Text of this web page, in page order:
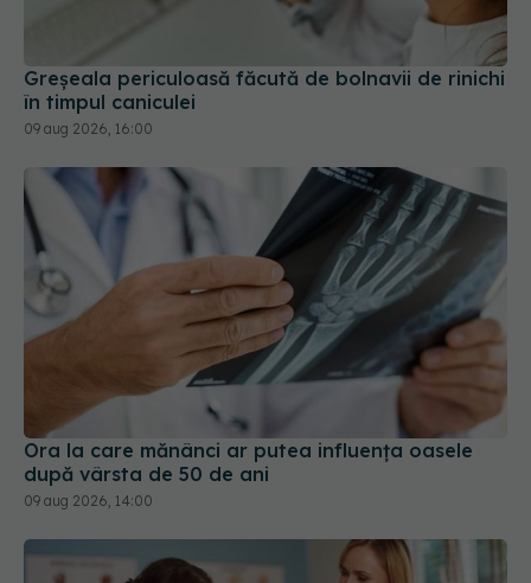
Greșeala periculoasă făcută de bolnavii de rinichi
în timpul caniculei
09 aug 2026, 16:00
Ora la care mănânci ar putea influența oasele
după vârsta de 50 de ani
09 aug 2026, 14:00